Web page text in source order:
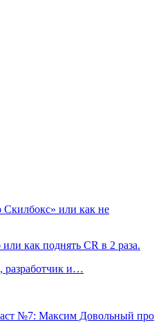
или как не
как поднять CR в 2 раза.
разработчик и…
№7: Максим Довольный про